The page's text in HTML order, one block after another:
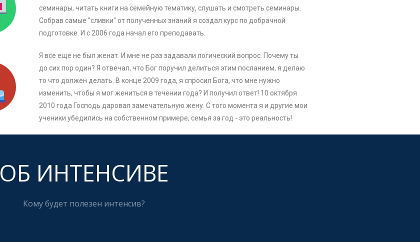
семинары, читать книги на семейную тематику, слушать и смотреть семинары.
Собрав самые "сливки" от полученных знаний я создал курс по добрачной
подготовке. И с 2006 года начал его преподавать.
Я все еще не был женат. И мне не раз задавали логический вопрос. Почему ты
до сих пор один? Я отвечал, что Бог поручил делиться этим посланием, я делаю
то что должен делать. В конце 2009 года, я спросил Бога, что мне нужно
изменить, чтобы я мог жениться в течении года? И получил ответ! 10 октября
2010 года Господь даровал замечательную жену. С того момента я и другие мои
ученики убедились на собственном примере, семья за год - это реальность!
ОБ ИНТЕНСИВЕ
Кому будет полезен интенсив?